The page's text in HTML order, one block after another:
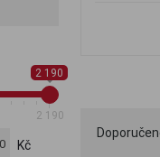
2 190
2 190
Kč